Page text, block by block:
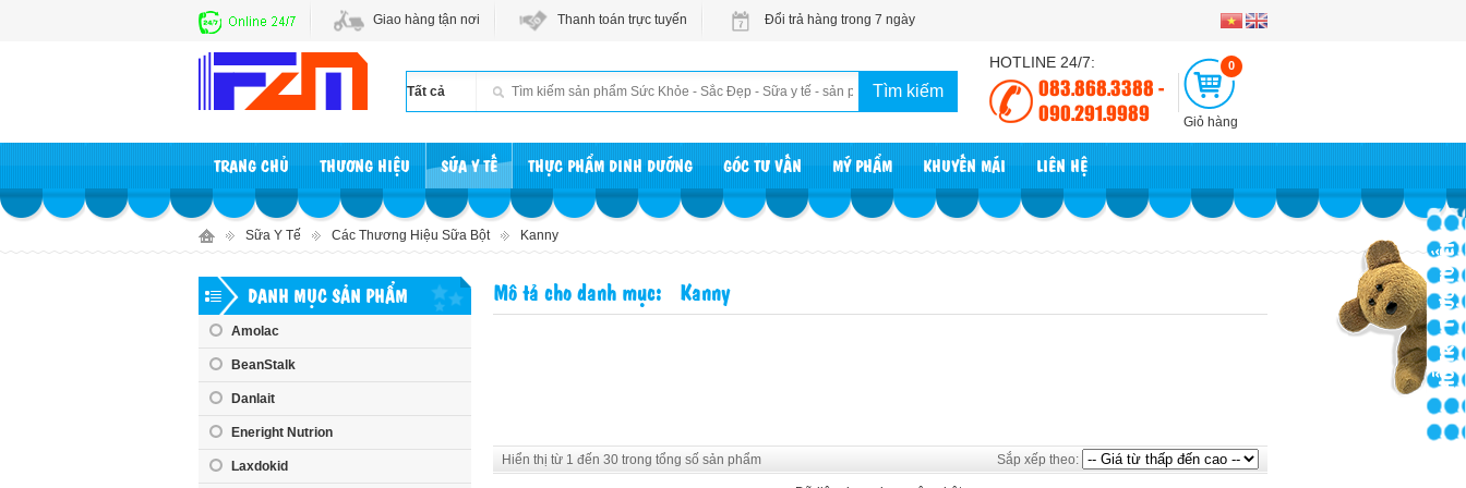
Giao hàng tận nơi Thanh toán trực tuyến Đổi trả hàng trong 7 ngày
HOTLINE 24/7:
083.868.3388 -
090.291.9989
0
Giỏ hàng
TRANG CHỦ THƯƠNG HIỆU SỮA Y TẾ THỰC PHẨM DINH DƯỠNG GÓC TƯ VẤN MỸ PHẨM KHUYẾN MÃI LIÊN HỆ
Sữa Y Tế Các Thương Hiệu Sữa Bột Kanny
Mô tả cho danh mục: Kanny
Hiển thị từ 1 đến 30 trong tổng số sản phẩm Sắp xếp theo:
DANH MỤC SẢN PHẨM
Amolac
BeanStalk
Danlait
Eneright Nutrion
Laxdokid
HỖ TRỢ TRỰC TUYẾN